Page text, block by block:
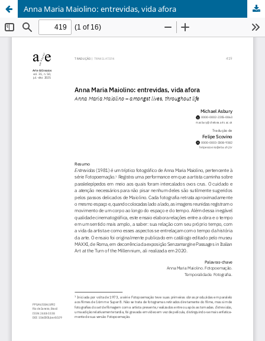
Anna Maria Maiolino: entrevidas, vida afora